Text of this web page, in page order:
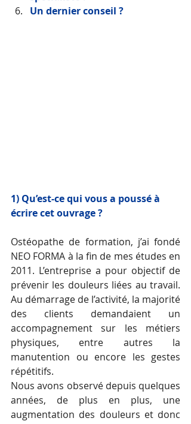
Un dernier conseil ?
1) Qu’est-ce qui vous a poussé à
écrire cet ouvrage ?
Ostéopathe de formation, j’ai fondé
NEO FORMA à la fin de mes études en
2011. L’entreprise a pour objectif de
prévenir les douleurs liées au travail.
Au démarrage de l’activité, la majorité
des clients demandaient un
accompagnement sur les métiers
physiques, entre autres la
manutention ou encore les gestes
répétitifs.
Nous avons observé depuis quelques
années, de plus en plus, une
augmentation des douleurs et donc